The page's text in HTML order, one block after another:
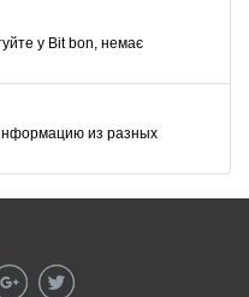
у Bit bon, немає
из разных